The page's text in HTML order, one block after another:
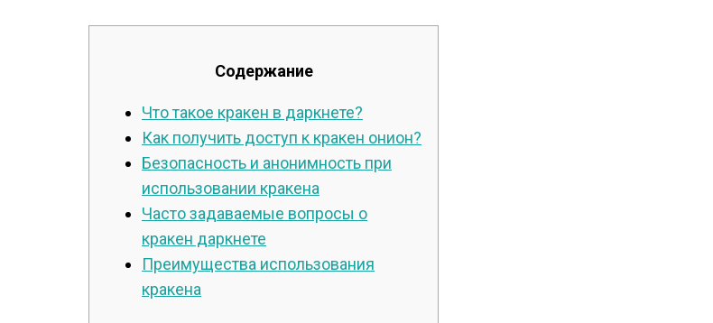
Содержание
Что такое кракен в даркнете?
Как получить доступ к кракен онион?
Безопасность и анонимность при
использовании кракена
Часто задаваемые вопросы о
кракен даркнете
Преимущества использования
кракена